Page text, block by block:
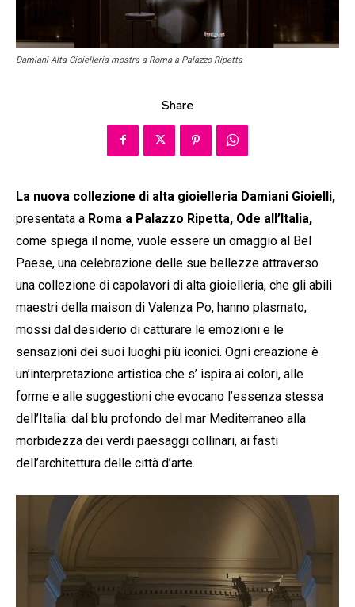
Damiani Alta Gioielleria mostra a Roma a Palazzo Ripetta
Share
La nuova collezione di alta gioielleria Damiani Gioielli,
presentata a Roma a Palazzo Ripetta, Ode all’Italia,
come spiega il nome, vuole essere un omaggio al Bel
Paese, una celebrazione delle sue bellezze attraverso
una collezione di capolavori di alta gioielleria, che gli abili
maestri della maison di Valenza Po, hanno plasmato,
mossi dal desiderio di catturare le emozioni e le
sensazioni dei suoi luoghi più iconici. Ogni creazione è
un’interpretazione artistica che s’ ispira ai colori, alle
forme e alle suggestioni che evocano l’essenza stessa
dell’Italia: dal blu profondo del mar Mediterraneo alla
morbidezza dei verdi paesaggi collinari, ai fasti
dell’architettura delle città d’arte.